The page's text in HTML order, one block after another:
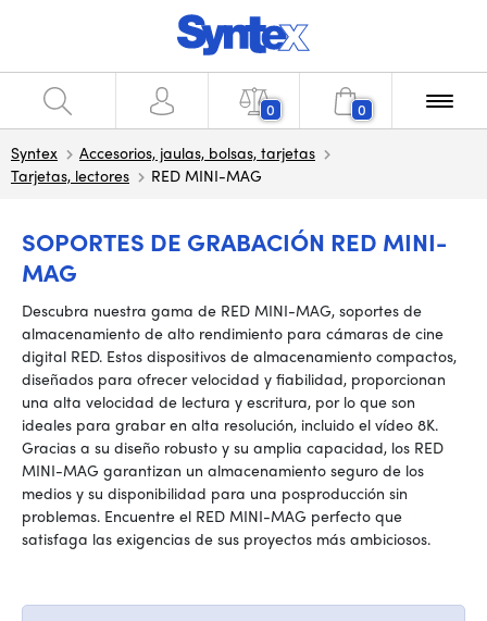
0 0
Syntex
Accesorios, jaulas, bolsas, tarjetas
Tarjetas, lectores
RED MINI-MAG
SOPORTES DE GRABACIÓN RED MINI-
MAG
Descubra nuestra gama de RED MINI-MAG, soportes de
almacenamiento de alto rendimiento para cámaras de cine
digital RED. Estos dispositivos de almacenamiento compactos,
diseñados para ofrecer velocidad y fiabilidad, proporcionan
una alta velocidad de lectura y escritura, por lo que son
ideales para grabar en alta resolución, incluido el vídeo 8K.
Gracias a su diseño robusto y su amplia capacidad, los RED
MINI-MAG garantizan un almacenamiento seguro de los
medios y su disponibilidad para una posproducción sin
problemas. Encuentre el RED MINI-MAG perfecto que
satisfaga las exigencias de sus proyectos más ambiciosos.